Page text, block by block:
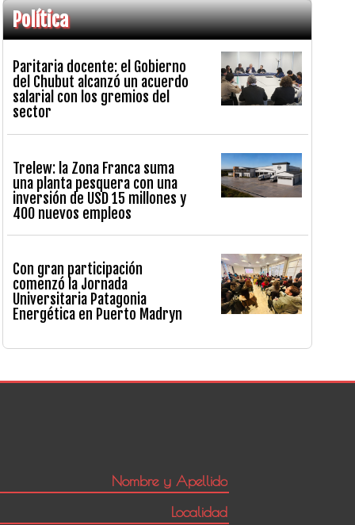
Política
Paritaria docente: el Gobierno
del Chubut alcanzó un acuerdo
salarial con los gremios del
sector
Trelew: la Zona Franca suma
una planta pesquera con una
inversión de USD 15 millones y
400 nuevos empleos
Con gran participación
comenzó la Jornada
Universitaria Patagonia
Energética en Puerto Madryn